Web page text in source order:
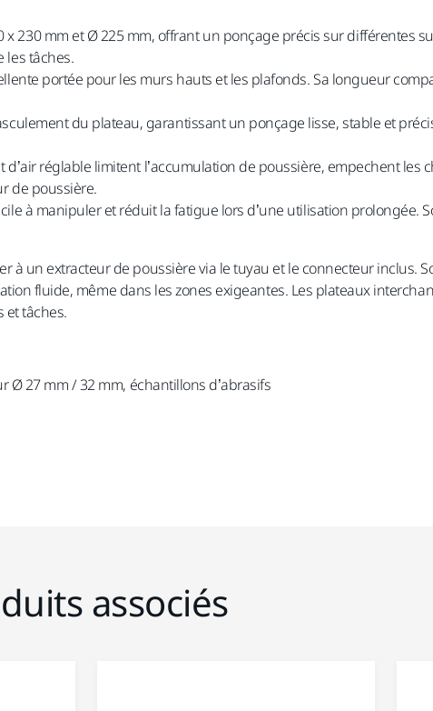
230 mm et Ø 225 mm, offrant un ponçage précis sur différentes
les tâches.
portée pour les murs hauts et les plafonds. Sa longueur
du plateau, garantissant un ponçage lisse, stable et
réglable limitent l’accumulation de poussière, empechent les
de poussière.
à manipuler et réduit la fatigue lors d’une utilisation prolongée.
à un extracteur de poussière via le tuyau et le connecteur inclus.
fluide, même dans les zones exigeantes. Les plateaux
et tâches.
Ø 27 mm / 32 mm, échantillons d’abrasifs
associés